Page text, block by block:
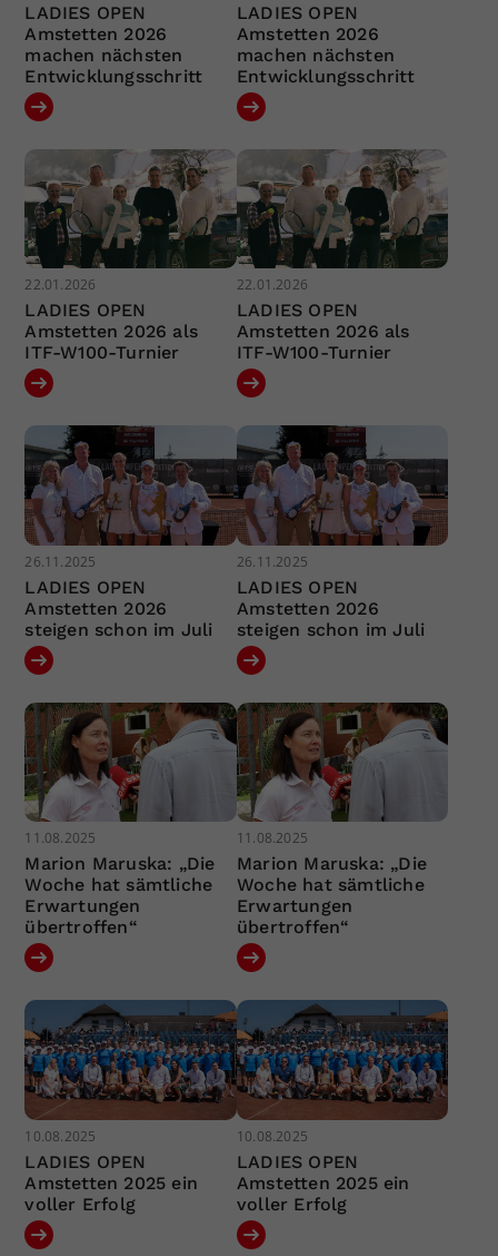
LADIES OPEN
Amstetten 2026
machen nächsten
Entwicklungsschritt
LADIES OPEN
Amstetten 2026
machen nächsten
Entwicklungsschritt
22.01.2026
LADIES OPEN
Amstetten 2026 als
ITF-W100-Turnier
22.01.2026
LADIES OPEN
Amstetten 2026 als
ITF-W100-Turnier
26.11.2025
LADIES OPEN
Amstetten 2026
steigen schon im Juli
26.11.2025
LADIES OPEN
Amstetten 2026
steigen schon im Juli
11.08.2025
Marion Maruska: „Die
Woche hat sämtliche
Erwartungen
übertroffen“
11.08.2025
Marion Maruska: „Die
Woche hat sämtliche
Erwartungen
übertroffen“
10.08.2025
LADIES OPEN
Amstetten 2025 ein
voller Erfolg
10.08.2025
LADIES OPEN
Amstetten 2025 ein
voller Erfolg